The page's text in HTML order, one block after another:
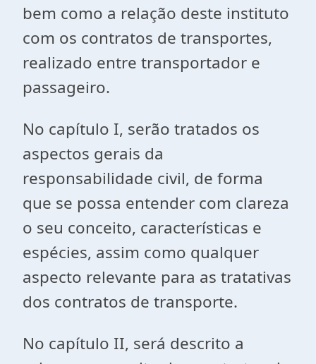
bem como a relação deste instituto
com os contratos de transportes,
realizado entre transportador e
passageiro.
No capítulo I, serão tratados os
aspectos gerais da
responsabilidade civil, de forma
que se possa entender com clareza
o seu conceito, características e
espécies, assim como qualquer
aspecto relevante para as tratativas
dos contratos de transporte.
No capítulo II, será descrito a